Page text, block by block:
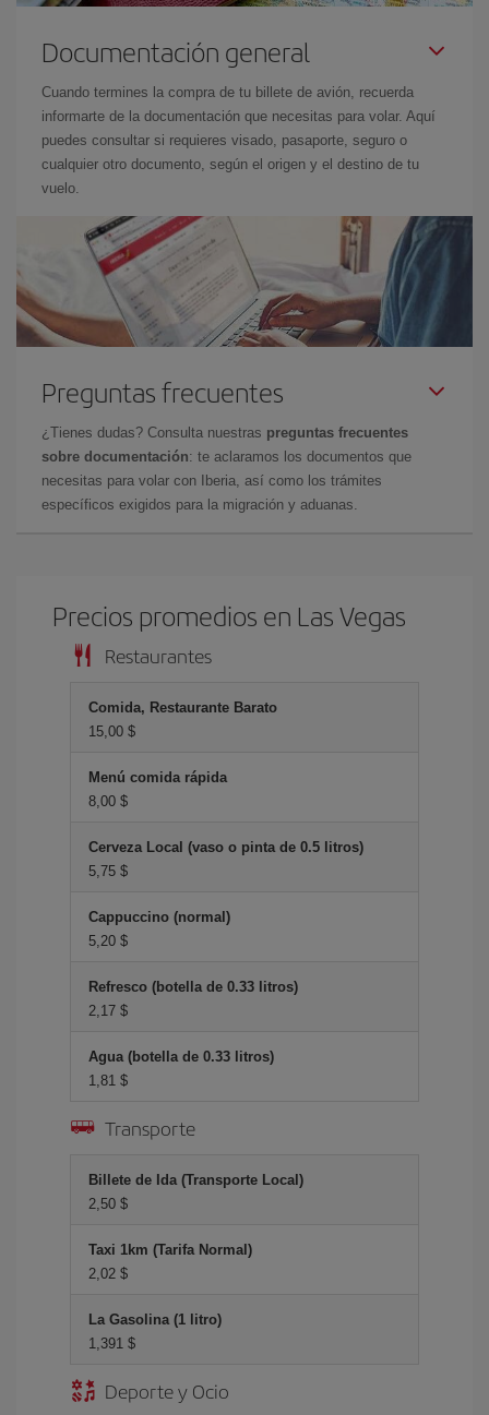
Documentación general
Cuando termines la compra de tu billete de avión, recuerda
informarte de la documentación que necesitas para volar. Aquí
puedes consultar si requieres visado, pasaporte, seguro o
cualquier otro documento, según el origen y el destino de tu
vuelo.
Preguntas frecuentes
¿Tienes dudas? Consulta nuestras preguntas frecuentes
sobre documentación: te aclaramos los documentos que
necesitas para volar con Iberia, así como los trámites
específicos exigidos para la migración y aduanas.
Precios promedios en Las Vegas
Restaurantes
Comida, Restaurante Barato
15,00 $
Menú comida rápida
8,00 $
Cerveza Local (vaso o pinta de 0.5 litros)
5,75 $
Cappuccino (normal)
5,20 $
Refresco (botella de 0.33 litros)
2,17 $
Agua (botella de 0.33 litros)
1,81 $
Transporte
Billete de Ida (Transporte Local)
2,50 $
Taxi 1km (Tarifa Normal)
2,02 $
La Gasolina (1 litro)
1,391 $
Deporte y Ocio